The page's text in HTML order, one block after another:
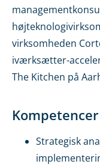
virksomheden
iværksætter-
The Kitchen på
Kompetencer
Strategisk